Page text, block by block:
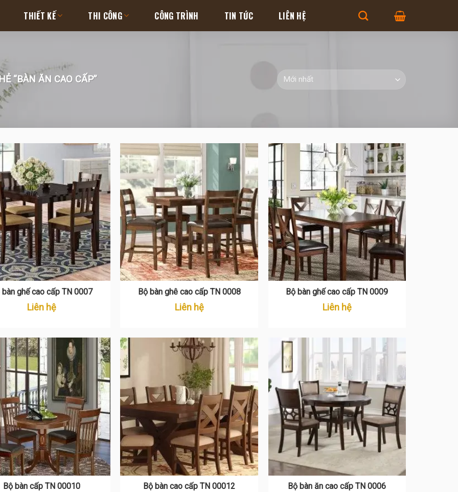
THIẾT KẾ THI CÔNG CÔNG TRÌNH TIN TỨC LIÊN HỆ
“BÀN ĂN CAO CẤP”
bàn ghế cao cấp TN 0007
Liên hệ
Bộ bàn ghê cao cấp TN 0008
Liên hệ
Bộ bàn ghế cao cấp TN 0009
Liên hệ
Bộ bàn cấp TN 00010 Bộ bàn cao cấp TN 00012 Bộ bàn ăn cao cấp TN 0006